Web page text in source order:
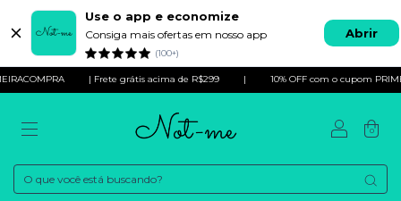
Use o app e economize
Consiga mais ofertas em nosso app
(100+)
Abrir
| Frete grátis acima de R$299 | 10% OFF com o cupom
0